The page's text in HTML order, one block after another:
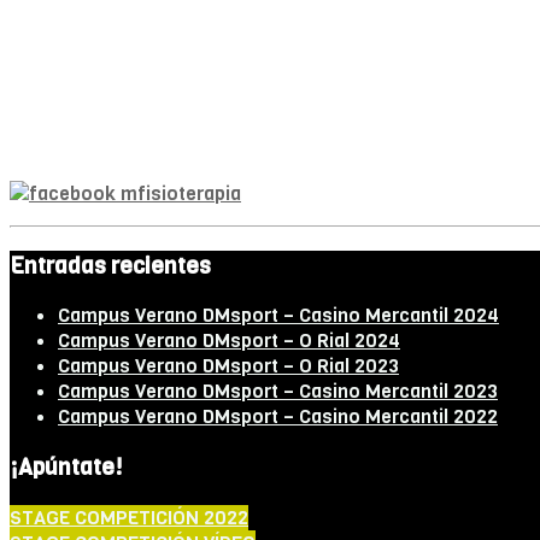
Entradas recientes
Campus Verano DMsport – Casino Mercantil 2024
Campus Verano DMsport – O Rial 2024
Campus Verano DMsport – O Rial 2023
Campus Verano DMsport – Casino Mercantil 2023
Campus Verano DMsport – Casino Mercantil 2022
¡Apúntate!
STAGE COMPETICIÓN 2022